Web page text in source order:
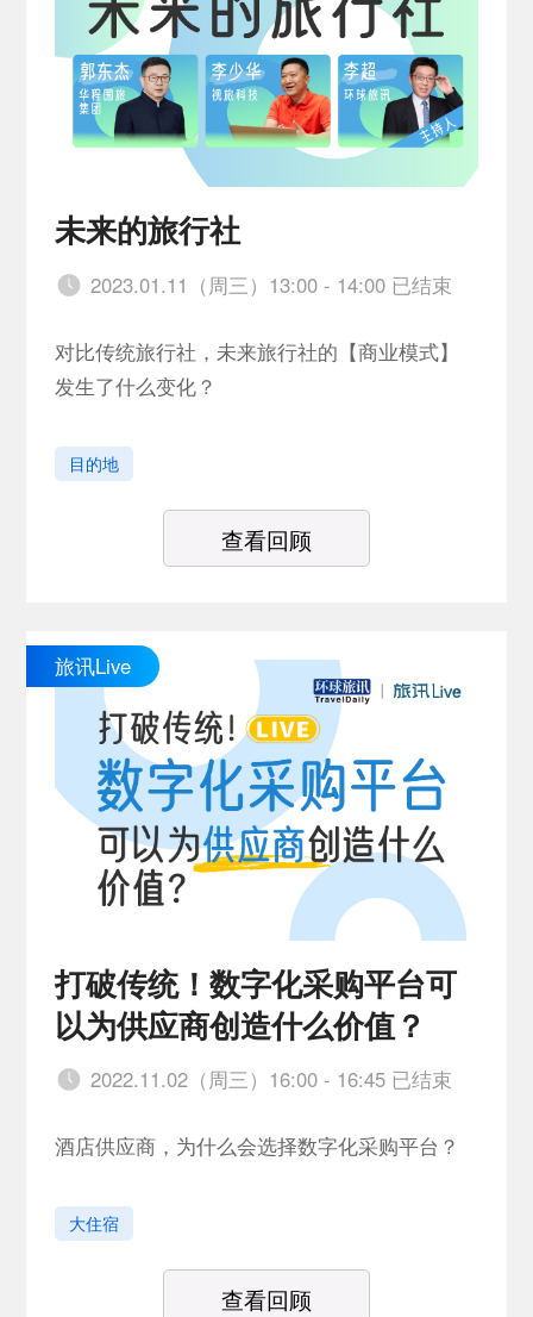
未来的旅行社
2023.01.11（周三）13:00 - 14:00 已结束
对比传统旅行社，未来旅行社的【商业模式】
发生了什么变化？
目的地
查看回顾
旅讯Live
打破传统！数字化采购平台可
以为供应商创造什么价值？
2022.11.02（周三）16:00 - 16:45 已结束
酒店供应商，为什么会选择数字化采购平台？
大住宿
查看回顾